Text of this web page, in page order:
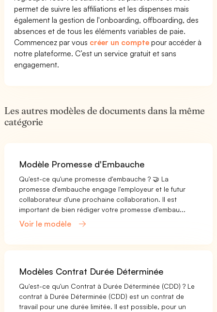
permet de suivre les affiliations et les dispenses mais
également la gestion de l'onboarding, offboarding, des
absences et de tous les éléments variables de paie.
Commencez par vous créer un compte pour accéder à
notre plateforme. C’est un service gratuit et sans
engagement.
Les autres modèles de documents dans la même
catégorie
Modèle Promesse d'Embauche
Qu'est-ce qu'une promesse d'embauche ? 🤝 La
promesse d'embauche engage l'employeur et le futur
collaborateur d'une prochaine collaboration. Il est
important de bien rédiger votre promesse d'embau...
Voir le modèle
Modèles Contrat Durée Déterminée
Qu'est-ce qu'un Contrat à Durée Déterminée (CDD) ? Le
contrat à Durée Déterminée (CDD) est un contrat de
travail pour une durée limitée. Il est possible, pour un